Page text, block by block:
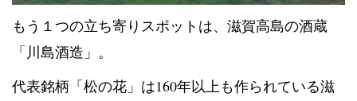
もう１つの立ち寄りスポットは、滋賀高島の酒蔵
「川島酒造」。
代表銘柄「松の花」は160年以上も作られている滋